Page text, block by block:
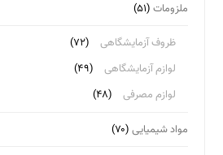
ملزومات (۵۱)
ظروف آزمایشگاهی
(۷۲)
لوازم آزمایشگاهی
(۴۹)
لوازم مصرفی
(۴۸)
مواد شیمیایی (۷۰)